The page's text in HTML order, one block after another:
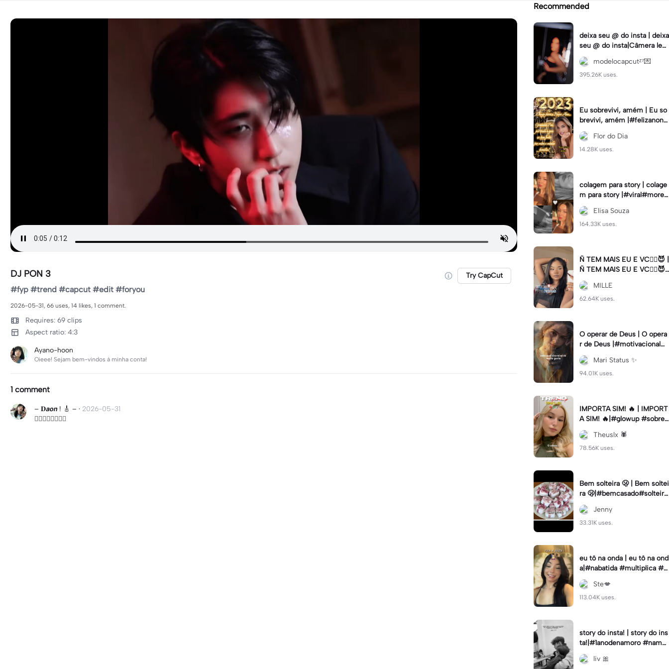
DJ PON 3 Try CapCut
#fyp #trend #capcut #edit #foryou
2026-05-31, 66 uses, 14 likes, 1 comment.
Requires: 69 clips
Aspect ratio: 4:3
Ayano-hoon
Oieee! Sejam bem-vindos à minha conta!
1 comment
– 𝐃𝙖𝙤𝙣 ! 🎸 – · 2026-05-31
☝🏻☝🏻☝🏻☝🏻
Recommended
deixa seu @ do insta | deixa
seu @ do insta|Câmera lent
a #fyp #viral #trend #fyp
ツ⁠
modelocapcutᶻ⁷💌
395.26K uses.
Eu sobrevivi, amém | Eu so
brevivi, amém |#felizanono
#feliz2023
Flor do Dia
14.28K uses.
colagem para story | colage
m para story |#viral#moren
a#instastory#colagemdefo
tos#instaElisa Souza
164.33K uses.
Ñ TEM MAIS EU E VC😮‍💨😈 |
Ñ TEM MAIS EU E VC😮‍💨😈|
#naotemmaiseuevc #letras
dinamica #slow
MILLE
62.64K uses.
O operar de Deus | O opera
r de Deus |#motivacional#
deus#cristao#fe#viral
Mari Status ✨️
94.01K uses.
IMPORTA SIM! 🔥 | IMPORT
A SIM! 🔥|#glowup #sobre
mim #viralcut #importasi
m ✨ Theuslx 🕷️
78.56K uses.
Bem solteira 🫢 | Bem soltei
ra 🫢|#bemcasado#solteira
#trendtiktok#i5#viral
Jenny
33.31K uses.
eu tô na onda | eu tô na ond
a|#nabatida #multiplica #e
feitos #efeitoscapcut #vira
lcut
Ste💋
113.04K uses.
story do insta! | story do ins
ta!|#1anodenamoro #namor
o #storynamorados
liv 🎀